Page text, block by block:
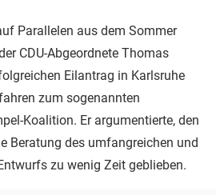
Parallelen aus dem Sommer
CDU-Abgeordnete Thomas
Eilantrag in Karlsruhe
zum sogenannten
Koalition. Er argumentierte, den
Beratung des umfangreichen und
zu wenig Zeit geblieben.